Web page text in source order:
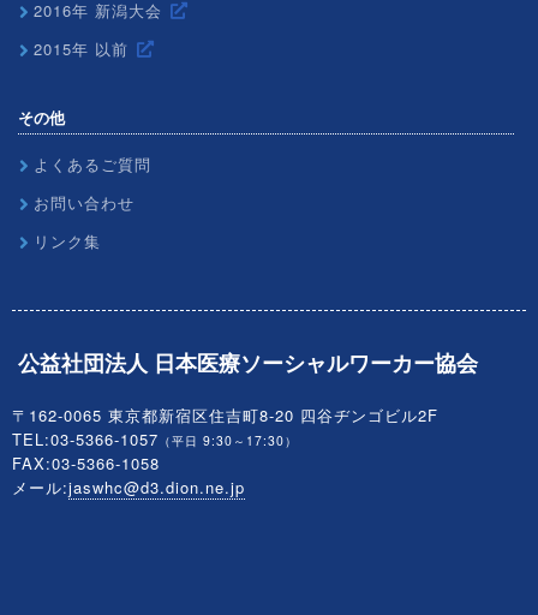
公益社団法人 日本医療ソーシャルワーカー協会
〒162-0065 東京都新宿区住吉町8-20 四谷ヂンゴビル2F
TEL:03-5366-1057 （平日 9:30～17:30）
FAX:03-5366-1058
メール:jaswhc@d3.dion.ne.jp
2016年 新潟大会
2015年 以前
その他
よくあるご質問
お問い合わせ
リンク集